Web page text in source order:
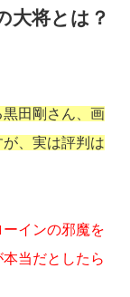
大将とは？
田剛さん、画
、実は評判は
インの邪魔を
当だとしたら